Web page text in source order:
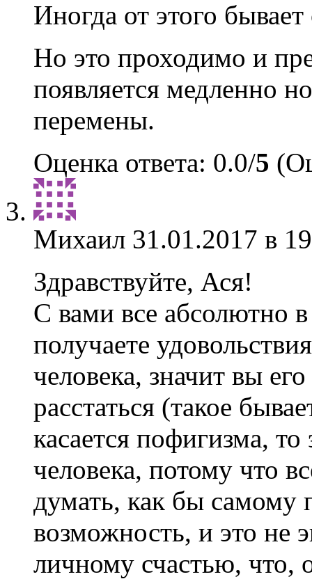
Иногда от этого
Но это проходимо и
появляется медленно
перемены.
Оценка ответа: 0.0/5
Михаил 31.01.2017 в
Здравствуйте, Ася!
С вами все абсолютно
получаете
человека, значит вы
расстаться (такое
касается пофигизма,
человека, потому что
думать, как бы самому
возможность, и это не
личному счастью, что,